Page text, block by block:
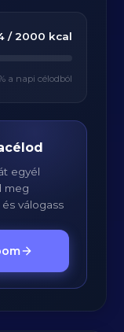
/ 2000 kcal
a napi célodból
egyél
meg
válogass